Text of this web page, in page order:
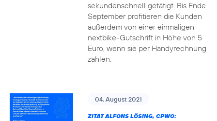
sekundenschnell getätigt. Bis Ende
September profitieren die Kunden
außerdem von einer einmaligen
nextbike-Gutschrift in Höhe von 5
Euro, wenn sie per Handyrechnung
zahlen.
04. August 2021
ZITAT ALFONS LÖSING, CPWO: